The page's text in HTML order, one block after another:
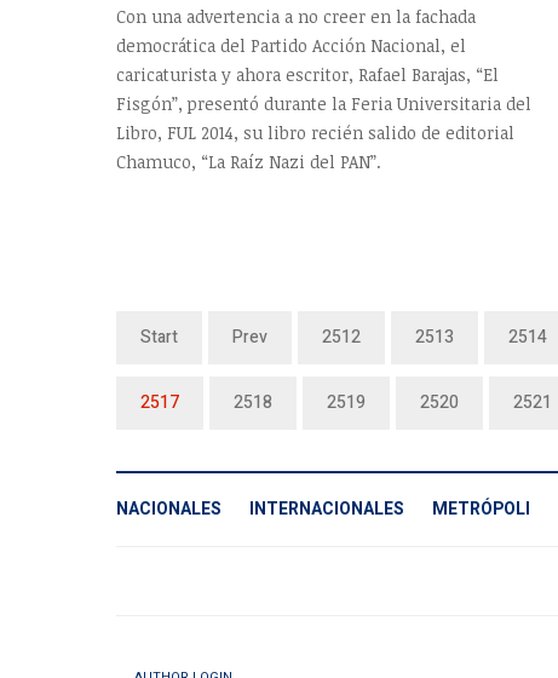
Con una advertencia a no creer en la fachada
democrática del Partido Acción Nacional, el
caricaturista y ahora escritor, Rafael Barajas, “El
Fisgón”, presentó durante la Feria Universitaria del
Libro, FUL 2014, su libro recién salido de editorial
Chamuco, “La Raíz Nazi del PAN”.
Start Prev 2512 2513 2514
2517 2518 2519 2520 2521
NACIONALES INTERNACIONALES METRÓPOLI